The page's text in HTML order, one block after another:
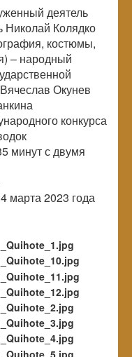
деятель
Николай Колядко
костюмы,
– народный
Окунев
конкурса
минут с двумя
марта 2023 года